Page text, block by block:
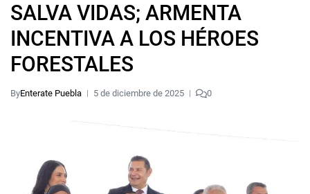
SALVA VIDAS; ARMENTA
INCENTIVA A LOS HÉROES
FORESTALES
ByEnterate Puebla 5 de diciembre de 2025 0